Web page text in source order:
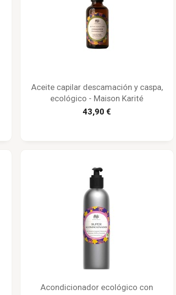
Aceite capilar descamación y caspa,
ecológico - Maison Karité
43,90 €
Acondicionador ecológico con